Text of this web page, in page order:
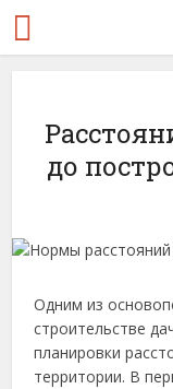
до
Одним из
строительстве
планировки
территории. В